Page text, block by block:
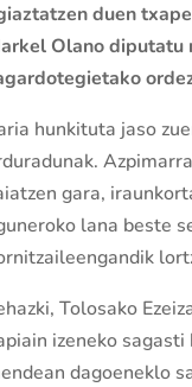
duen
Olano diputatu
hunkituta jaso
gara,
lana beste
Tolosako
izeneko
dagoeneklo